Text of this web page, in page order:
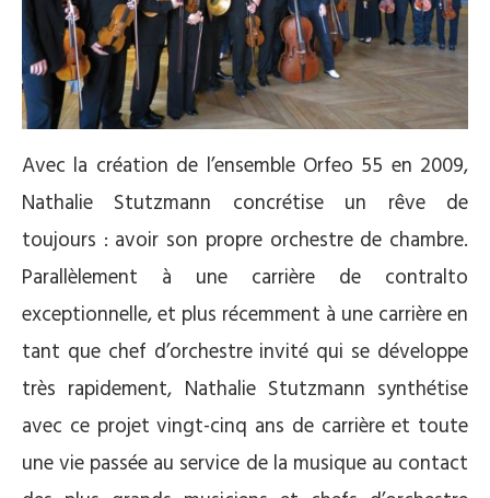
Avec la création de l’ensemble Orfeo 55 en 2009,
Nathalie Stutzmann concrétise un rêve de
toujours : avoir son propre orchestre de chambre.
Parallèlement à une carrière de contralto
exceptionnelle, et plus récemment à une carrière en
tant que chef d’orchestre invité qui se développe
très rapidement, Nathalie Stutzmann synthétise
avec ce projet vingt-cinq ans de carrière et toute
une vie passée au service de la musique au contact